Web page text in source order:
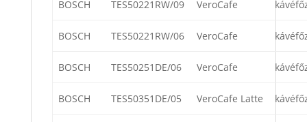
BOSCH TES50221RW/09 VeroCafe
BOSCH TES50221RW/06 VeroCafe
BOSCH TES50251DE/06 VeroCafe
BOSCH TES50351DE/05 VeroCafe Latte